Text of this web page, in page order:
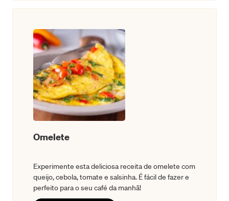
Omelete
Experimente esta deliciosa receita de omelete com
queijo, cebola, tomate e salsinha. É fácil de fazer e
perfeito para o seu café da manhã!